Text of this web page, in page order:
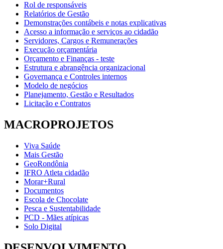
Rol de responsáveis
Relatórios de Gestão
Demonstrações contábeis e notas explicativas
Acesso a informação e serviços ao cidadão
Servidores, Cargos e Remunerações
Execução orçamentária
Orçamento e Finanças - teste
Estrutura e abrangência organizacional
Governança e Controles internos
Modelo de negócios
Planejamento, Gestão e Resultados
Licitação e Contratos
MACROPROJETOS
Viva Saúde
Mais Gestão
GeoRondônia
IFRO Atleta cidadão
Morar+Rural
Documentos
Escola de Chocolate
Pesca e Sustentabilidade
PCD - Mães atípicas
Solo Digital